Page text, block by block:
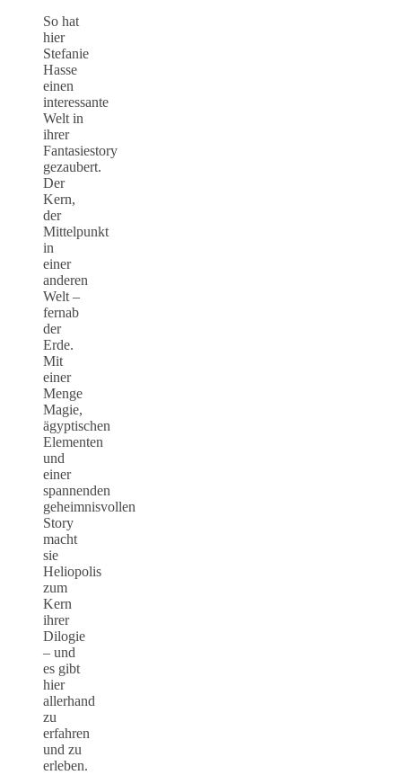
So hat
hier
Stefanie
Hasse
einen
interessante
Welt in
ihrer
Fantasiestory
gezaubert.
Der
Kern,
der
Mittelpunkt
in
einer
anderen
Welt –
fernab
der
Erde.
Mit
einer
Menge
Magie,
ägyptischen
Elementen
und
einer
spannenden
geheimnisvollen
Story
macht
sie
Heliopolis
zum
Kern
ihrer
Dilogie
– und
es gibt
hier
allerhand
zu
erfahren
und zu
erleben.